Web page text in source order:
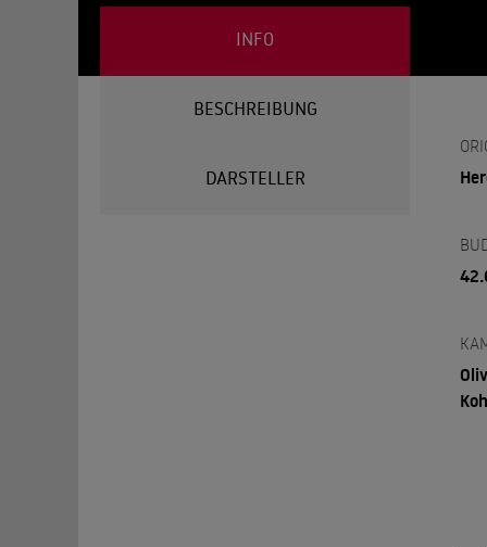
INFO
BESCHREIBUNG
DARSTELLER